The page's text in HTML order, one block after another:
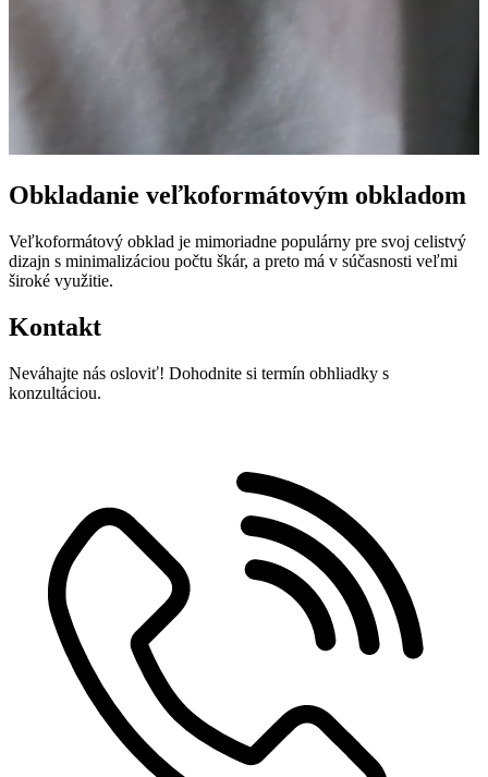
Obkladanie veľkoformátovým obkladom
Veľkoformátový obklad je mimoriadne populárny pre svoj celistvý
dizajn s minimalizáciou počtu škár, a preto má v súčasnosti veľmi
široké využitie.
Kontakt
Neváhajte nás osloviť! Dohodnite si termín obhliadky s
konzultáciou.